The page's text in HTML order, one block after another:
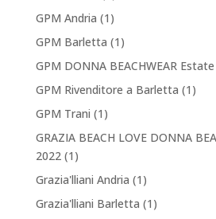
GPM Andria (1)
GPM Barletta (1)
GPM DONNA BEACHWEAR
GPM Rivenditore a Barletta (1)
GPM Trani (1)
GRAZIA BEACH LOVE DONNA
2022(1)
Grazia'lliani Andria (1)
Grazia'lliani Barletta (1)